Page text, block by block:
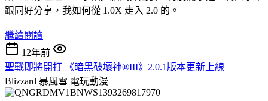
跟同好分享，我如何從 1.0X 走入 2.0 的。
繼續閱讀
12年前
聖戰即將開打 《暗黑破壞神®III》2.0.1版本更新上線
Blizzard 暴風雪 電玩動漫